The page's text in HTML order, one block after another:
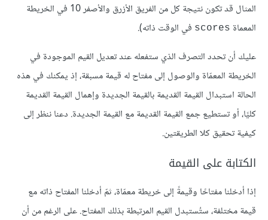
المثال قد تكون نتيجة كل من الفريق الأزرق والأصفر 10 في الخريطة
المعماة scores في الوقت ذاته).
عليك أن تحدد التصرف الذي ستفعله عند تعديل القيم الموجودة في
الخريطة المعمّاة والوصول إلى مفتاح له قيمة مسبقة، إذ يمكنك في هذه
الحالة استبدال القيمة القديمة بالقيمة الجديدة وإهمال القيمة القديمة
كليًا، أو تستطيع جمع القيمة القديمة مع القيمة الجديدة. دعنا ننظر إلى
كيفية تحقيق كلا الطريقتين.
الكتابة على القيمة
إذا أدخلنا مفتاحًا وقيمةً إلى خريطة معمّاة، ثمّ أدخلنا المفتاح ذاته مع
قيمة مختلفة، ستُستبدل القيم المرتبطة بذلك المفتاح. على الرغم من أن